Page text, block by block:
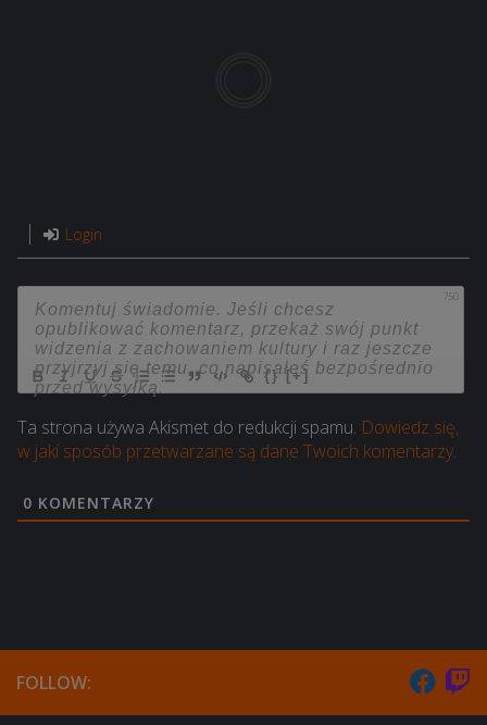
Login
750
{} [+]
Ta strona używa Akismet do redukcji spamu. Dowiedz się,
w jaki sposób przetwarzane są dane Twoich komentarzy.
0 KOMENTARZY
FOLLOW: